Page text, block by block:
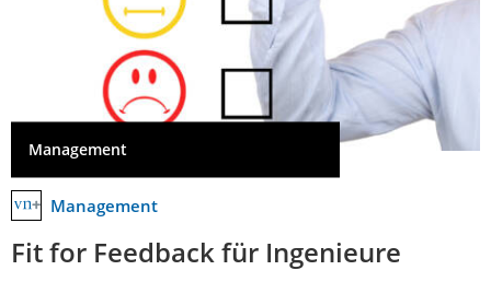
Management
Management
Fit for Feedback für Ingenieure